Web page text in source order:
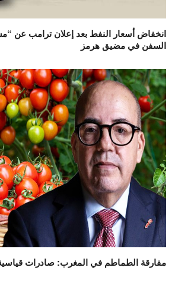
انخفاض أسعار النفط بعد إعلان ترامب عن
السفن في مضيق هرمز
مفارقة الطماطم في المغرب: صادرات قياسية